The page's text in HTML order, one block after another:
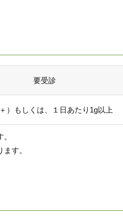
要受診
）もしくは、１日あたり1g以上
す。